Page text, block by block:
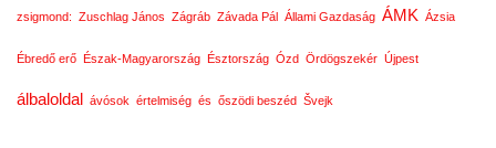
zsigmond: Zuschlag János Zágráb Závada Pál Állami Gazdaság ÁMK Ázsia
Ébredő erő Észak-Magyarország Észtország Ózd Ördögszekér Újpest
álbaloldal ávósok értelmiség és őszödi beszéd Švejk